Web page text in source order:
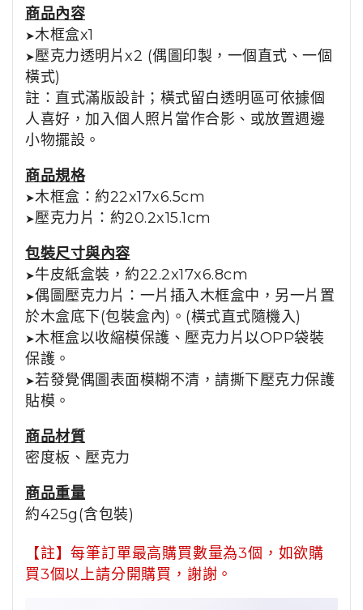
商品內容
➤木框盒x1
➤壓克力透明片x2 (偶圖印製，一個直式、一個
橫式)
註：直式滿版設計；橫式留白透明區可依據個
人喜好，加入個人照片當作合影、或放置週邊
小物擺設。
商品規格
➤木框盒：約22x17x6.5cm
➤壓克力片：約20.2x15.1cm
包裝尺寸與內容
➤牛皮紙盒裝，約22.2x17x6.8cm
➤偶圖壓克力片：一片插入木框盒中，另一片置
於木盒底下(包裝盒內)。(橫式直式隨機入)
➤木框盒以收縮模保護、壓克力片以OPP袋裝
保護。
➤若發覺偶圖表面模糊不清，請撕下壓克力保護
貼模。
商品材質
密度板、壓克力
商品重量
約425g(含包裝)
【註】每筆訂單最高購買數量為3個，如欲購
買3個以上請分開購買，謝謝。